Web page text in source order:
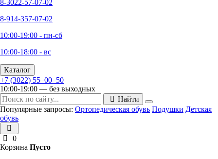
8-3022-57-07-02
8-914-357-07-02
10:00-19:00 - пн-сб
10:00-18:00 - вс
Каталог
+7 (3022) 55‒00‒50
10:00-19:00 — без выходных
Найти
Популярные запросы: Ортопедическая обувь Подушки Детская
обувь
0
Корзина Пусто